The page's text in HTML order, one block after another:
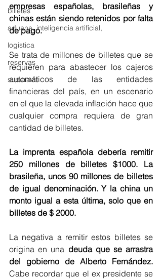
billetes
aduana, inteligencia artificial,
logistica
reservas
superavit
empresas españolas, brasileñas y
chinas están siendo retenidos por falta
de pago.
Se trata de millones de billetes que se
requieren para abastecer los cajeros
automáticos de las entidades
financieras del país, en un escenario
en el que la elevada inflación hace que
cualquier compra requiera de gran
cantidad de billetes.
La imprenta española debería remitir
250 millones de billetes $1000. La
brasileña, unos 90 millones de billetes
de igual denominación. Y la china un
monto igual a esta última, solo que en
billetes de $ 2000.
La negativa a remitir estos billetes se
origina en una deuda que se arrastra
del gobierno de Alberto Fernández.
Cabe recordar que el ex presidente se